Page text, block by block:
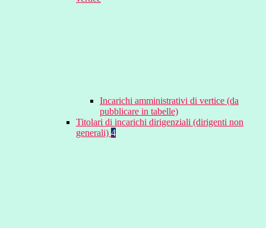
Incarichi amministrativi di vertice (da
pubblicare in tabelle)
Titolari di incarichi dirigenziali (dirigenti non
generali) 4